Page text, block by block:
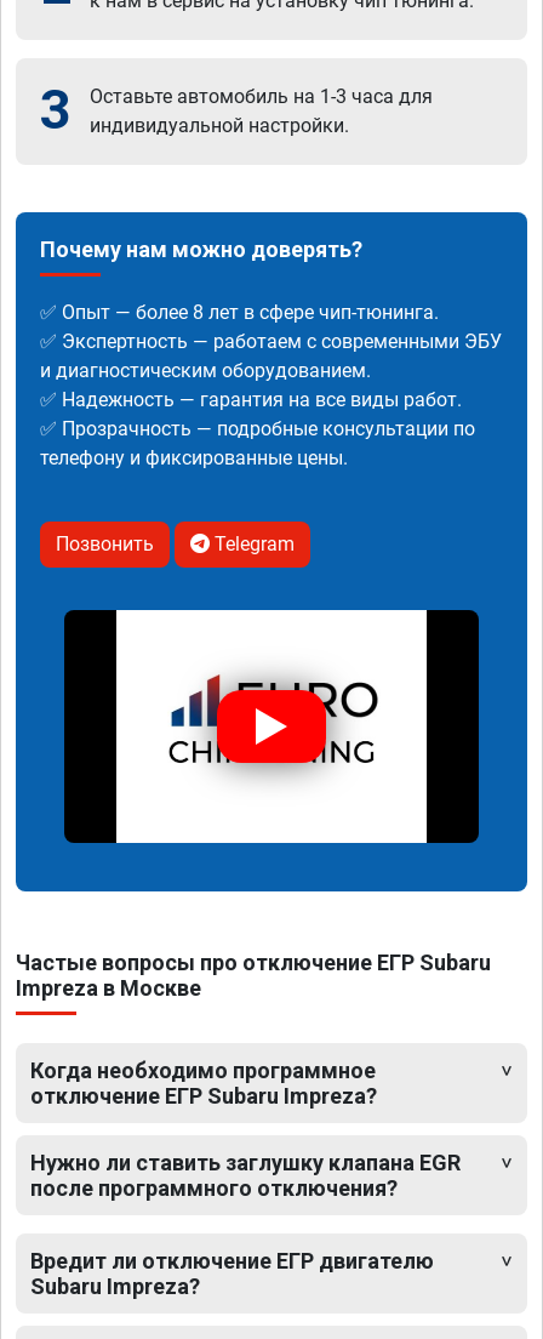
3
Оставьте автомобиль на 1-3 часа для
индивидуальной настройки.
Почему нам можно доверять?
✅ Опыт — более 8 лет в сфере чип-тюнинга.
✅ Экспертность — работаем с современными ЭБУ
и диагностическим оборудованием.
✅ Надежность — гарантия на все виды работ.
✅ Прозрачность — подробные консультации по
телефону и фиксированные цены.
Позвонить Telegram
Частые вопросы про отключение ЕГР Subaru
Impreza в Москве
Когда необходимо программное
отключение ЕГР Subaru Impreza?
Нужно ли ставить заглушку клапана EGR
после программного отключения?
Вредит ли отключение ЕГР двигателю
Subaru Impreza?